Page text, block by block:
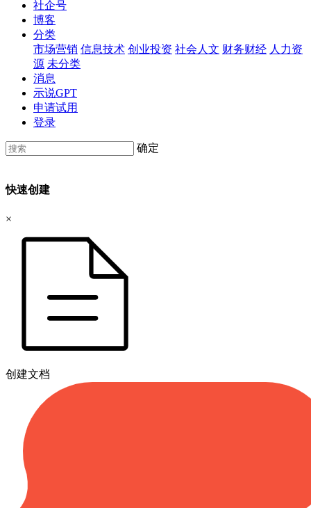
社企号
博客
分类
市场营销 信息技术 创业投资 社会人文 财务财经 人力资
源 未分类
消息
示说GPT
申请试用
登录
确定
快速创建
×
创建文档